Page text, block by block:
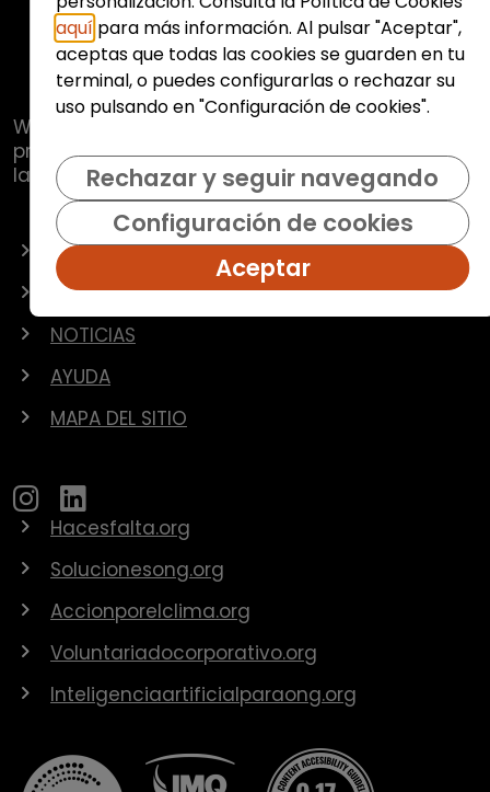
Web de
pretende promover y fomentar la inclusión
laboral de colectivos vulnerables.
OFERTAS
EMPRESAS
NOTICIAS
AYUDA
MAPA DEL SITIO
Hacesfalta.org
Solucionesong.org
Accionporelclima.org
Voluntariadocorporativo.org
Inteligenciaartificialparaong.org
aquí para más información. Al pulsar "Aceptar",
aceptas que todas las cookies se guarden en tu
terminal, o puedes configurarlas o rechazar su
uso pulsando en "Configuración de cookies".
Rechazar y seguir navegando
Configuración de cookies
Aceptar